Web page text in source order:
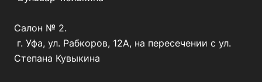
Салон № 2.
г. Уфа, ул. Рабкоров, 12А, на пересечении с ул.
Степана Кувыкина